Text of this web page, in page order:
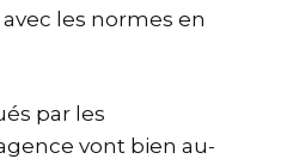
les normes en
par les
vont bien au-